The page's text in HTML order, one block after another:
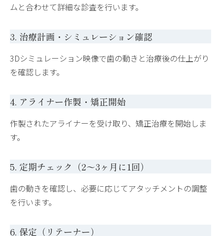
ムと合わせて詳細な診査を行います。
3. 治療計画・シミュレーション確認
3Dシミュレーション映像で歯の動きと治療後の仕上がり
を確認します。
4. アライナー作製・矯正開始
作製されたアライナーを受け取り、矯正治療を開始しま
す。
5. 定期チェック（2〜3ヶ月に1回）
歯の動きを確認し、必要に応じてアタッチメントの調整
を行います。
6. 保定（リテーナー）